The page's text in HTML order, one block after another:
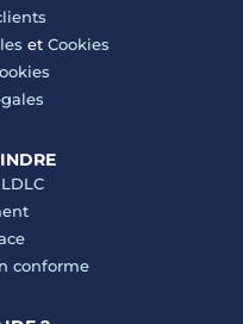
et Cookies
conforme